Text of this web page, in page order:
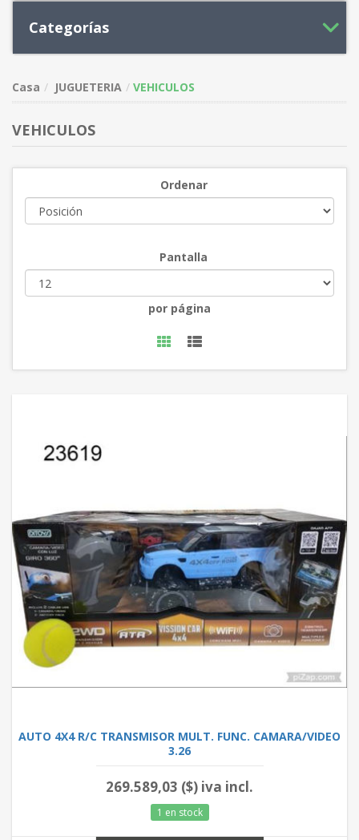
Categorías
Casa JUGUETERIA VEHICULOS
VEHICULOS
Ordenar
Pantalla
por página
AUTO 4X4 R/C TRANSMISOR MULT. FUNC. CAMARA/VIDEO
3.26
269.589,03 ($) iva incl.
1 en stock